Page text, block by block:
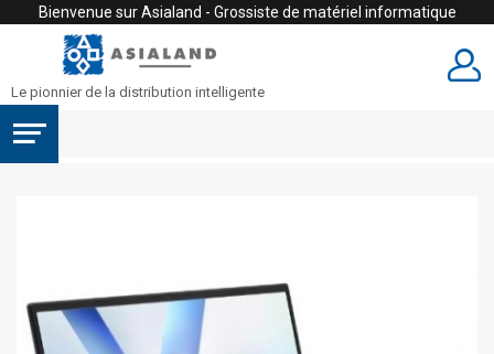
Bienvenue sur Asialand - Grossiste de matériel informatique
Le pionnier de la distribution intelligente